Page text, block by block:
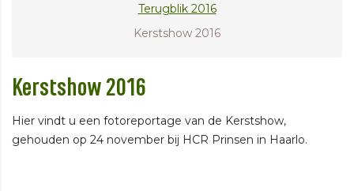
Terugblik 2016
Kerstshow 2016
Kerstshow 2016
Hier vindt u een fotoreportage van de Kerstshow,
gehouden op 24 november bij HCR Prinsen in Haarlo.